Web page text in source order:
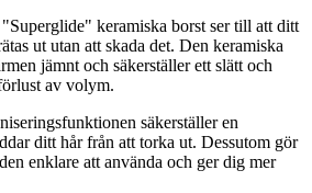
keramiska borst ser till att ditt
ut utan att skada det. Den keramiska
jämnt och säkerställer ett slätt och
av volym.
säkerställer en
ditt hår från att torka ut. Dessutom gör
enklare att använda och ger dig mer